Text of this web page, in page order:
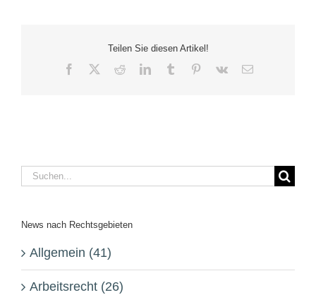
Teilen Sie diesen Artikel!
Facebook RedditLinkedInTumblr Pinterest
Vk
E-
Suche
News nach Rechtsgebieten
Allgemein (41)
Arbeitsrecht (26)